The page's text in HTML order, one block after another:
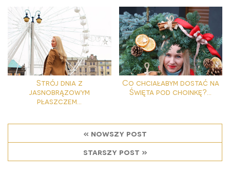
Strój dnia z
jasnobrązowym
płaszczem...
Co chciałabym dostać na
Święta pod choinkę?...
« nowszy post
starszy post »